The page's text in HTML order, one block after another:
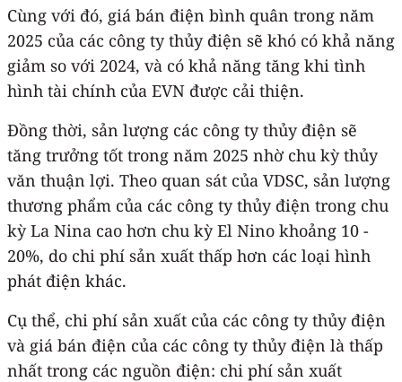
Cùng với đó, giá bán điện bình quân trong năm
2025 của các công ty thủy điện sẽ khó có khả năng
giảm so với 2024, và có khả năng tăng khi tình
hình tài chính của EVN được cải thiện.
Đồng thời, sản lượng các công ty thủy điện sẽ
tăng trưởng tốt trong năm 2025 nhờ chu kỳ thủy
văn thuận lợi. Theo quan sát của VDSC, sản lượng
thương phẩm của các công ty thủy điện trong chu
kỳ La Nina cao hơn chu kỳ El Nino khoảng 10 -
20%, do chi phí sản xuất thấp hơn các loại hình
phát điện khác.
Cụ thể, chi phí sản xuất của các công ty thủy điện
và giá bán điện của các công ty thủy điện là thấp
nhất trong các nguồn điện: chi phí sản xuất